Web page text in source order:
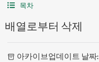
목차
배열로부터 삭제
아카이브업데이트 날짜: